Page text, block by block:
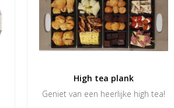
High tea plank
Geniet van een heerlijke high tea!